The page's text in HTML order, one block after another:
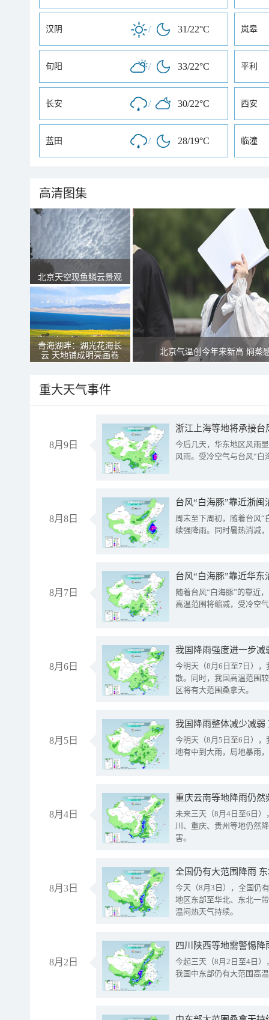
汉阴 / 31/22°C 岚皋
旬阳 / 33/22°C 平利
长安 / 30/22°C 西安
蓝田 / 28/19°C 临潼
高清图集
北京天空现鱼鳞云景观
青海湖畔：湖光花海长
云 天地铺成明亮画卷
北京气温创今年来新高 焖蒸
重大天气事件
8月9日
浙江上海等地将承接台
今后几天，华东地区风雨
风雨。受冷空气与台风“白
8月8日
台风“白海豚”靠近浙
周末至下周初，随着台风“
续强降雨。同时暑热消减
8月7日
台风“白海豚”靠近华
随着台风“白海豚”的靠近
高温范围将缩减，受冷空
8月6日
今明天（8月6日至7日）
散。同时，我国高温范围
区将有大范围桑拿天。
8月5日
我国降雨整体减少减弱
今明天（8月5日至6日）
地有中到大雨，局地暴雨
8月4日
重庆云南等地降雨仍然
未来三天（8月4日至6日
川、重庆、贵州等地仍然
害。
8月3日
全国仍有大范围降雨
今天（8月3日），全国仍
地区东部至华北、东北一
温闷热天气持续。
8月2日
今起三天（8月2日至4日
我国中东部仍有大范围高